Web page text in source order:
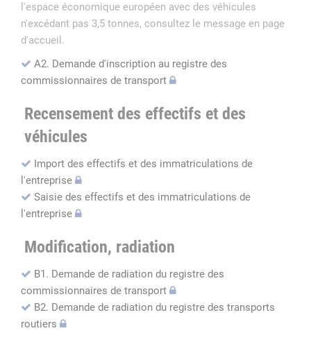
l'espace économique européen avec des véhicules
n'excédant pas 3,5 tonnes, consultez le message en page
d'accueil.
A2. Demande d'inscription au registre des
commissionnaires de transport
Recensement des effectifs et des
véhicules
Import des effectifs et des immatriculations de
l'entreprise
Saisie des effectifs et des immatriculations de
l'entreprise
Modification, radiation
B1. Demande de radiation du registre des
commissionnaires de transport
B2. Demande de radiation du registre des transports
routiers